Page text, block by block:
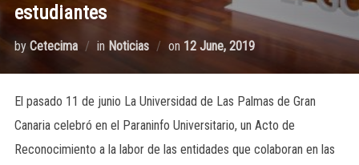
estudiantes
by Cetecima in Noticias on 12 June, 2019
El pasado 11 de junio La Universidad de Las Palmas de Gran
Canaria celebró en el Paraninfo Universitario, un Acto de
Reconocimiento a la labor de las entidades que colaboran en las